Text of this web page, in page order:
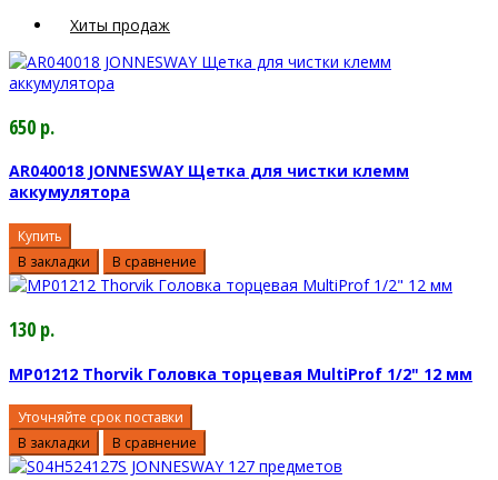
Хиты продаж
650 р.
AR040018 JONNESWAY Щетка для чистки клемм
аккумулятора
Купить
В закладки
В сравнение
130 р.
MP01212 Thorvik Головка торцевая MultiProf 1/2" 12 мм
Уточняйте срок поставки
В закладки
В сравнение